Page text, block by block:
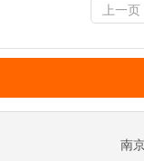
上一页
南